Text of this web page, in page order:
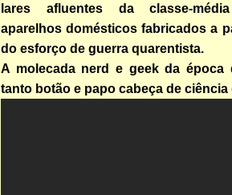
lares afluentes da classe-
aparelhos domésticos fabricados a
do esforço de guerra quarentista.
A molecada nerd e geek da época
tanto botão e papo cabeça de ciência